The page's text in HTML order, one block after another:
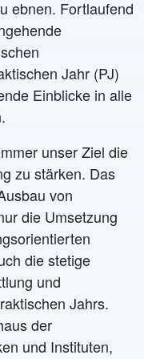
ebnen. Fortlaufend
Jahr (PJ)
Einblicke in alle
unser Ziel die
zu stärken. Das
von
die Umsetzung
die stetige
und
Jahrs.
der
und Instituten,